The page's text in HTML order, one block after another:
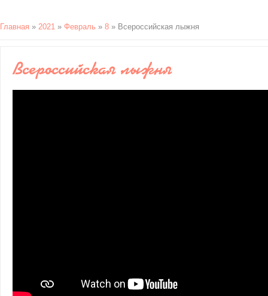
Главная » 2021 » Февраль » 8 » Всероссийская лыжня
Всероссийская лыжня